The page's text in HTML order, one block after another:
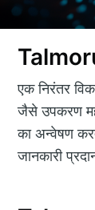
एक निरंतर
जैसे उपकरण
का अन्वेषण
जानकारी